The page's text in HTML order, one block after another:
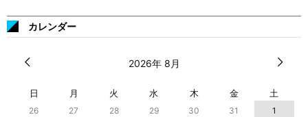
カレンダー
2026年 8月
日 月 火 水 木 金 土
26 27 28 29 30 31
1